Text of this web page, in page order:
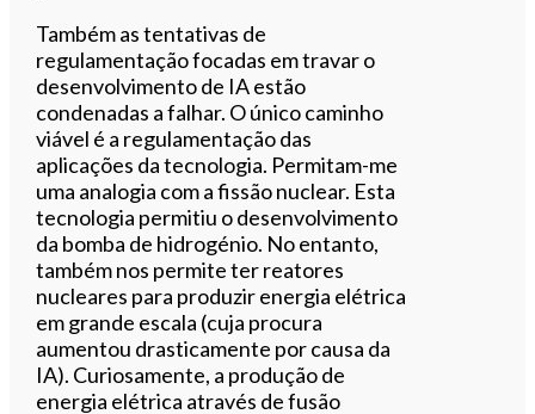
Também as tentativas de
regulamentação focadas em travar o
desenvolvimento de IA estão
condenadas a falhar. O único caminho
viável é a regulamentação das
aplicações da tecnologia. Permitam-me
uma analogia com a fissão nuclear. Esta
tecnologia permitiu o desenvolvimento
da bomba de hidrogénio. No entanto,
também nos permite ter reatores
nucleares para produzir energia elétrica
em grande escala (cuja procura
aumentou drasticamente por causa da
IA). Curiosamente, a produção de
energia elétrica através de fusão